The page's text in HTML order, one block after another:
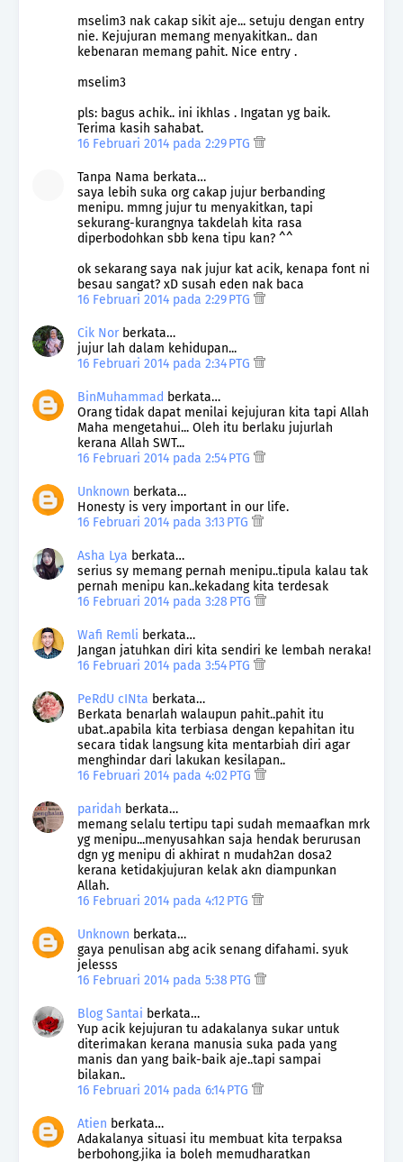
mselim3 nak cakap sikit aje... setuju dengan entry
nie. Kejujuran memang menyakitkan.. dan
kebenaran memang pahit. Nice entry .
mselim3
pls: bagus achik.. ini ikhlas . Ingatan yg baik.
Terima kasih sahabat.
16 Februari 2014 pada 2:29 PTG
Tanpa Nama berkata…
saya lebih suka org cakap jujur berbanding
menipu. mmng jujur tu menyakitkan, tapi
sekurang-kurangnya takdelah kita rasa
diperbodohkan sbb kena tipu kan? ^^
ok sekarang saya nak jujur kat acik, kenapa font ni
besau sangat? xD susah eden nak baca
16 Februari 2014 pada 2:29 PTG
Cik Norberkata…
jujur lah dalam kehidupan...
16 Februari 2014 pada 2:34 PTG
BinMuhammad berkata…
Orang tidak dapat menilai kejujuran kita tapi Allah
Maha mengetahui... Oleh itu berlaku jujurlah
kerana Allah SWT...
16 Februari 2014 pada 2:54 PTG
Unknown berkata…
Honesty is very important in our life.
16 Februari 2014 pada 3:13 PTG
Asha Lya berkata…
serius sy memang pernah menipu..tipula kalau tak
pernah menipu kan..kekadang kita terdesak
16 Februari 2014 pada 3:28 PTG
Wafi Remli berkata…
Jangan jatuhkan diri kita sendiri ke lembah neraka!
16 Februari 2014 pada 3:54 PTG
PeRdU cINta berkata…
Berkata benarlah walaupun pahit..pahit itu
ubat..apabila kita terbiasa dengan kepahitan itu
secara tidak langsung kita mentarbiah diri agar
menghindar dari lakukan kesilapan..
16 Februari 2014 pada 4:02 PTG
paridah berkata…
memang selalu tertipu tapi sudah memaafkan mrk
yg menipu...menyusahkan saja hendak berurusan
dgn yg menipu di akhirat n mudah2an dosa2
kerana ketidakjujuran kelak akn diampunkan
Allah.
16 Februari 2014 pada 4:12 PTG
Unknown berkata…
gaya penulisan abg acik senang difahami. syuk
jelesss
16 Februari 2014 pada 5:38 PTG
Blog Santai berkata…
Yup acik kejujuran tu adakalanya sukar untuk
diterimakan kerana manusia suka pada yang
manis dan yang baik-baik aje..tapi sampai
bilakan..
16 Februari 2014 pada 6:14 PTG
Atien berkata…
Adakalanya situasi itu membuat kita terpaksa
berbohong.jika ia boleh memudharatkan